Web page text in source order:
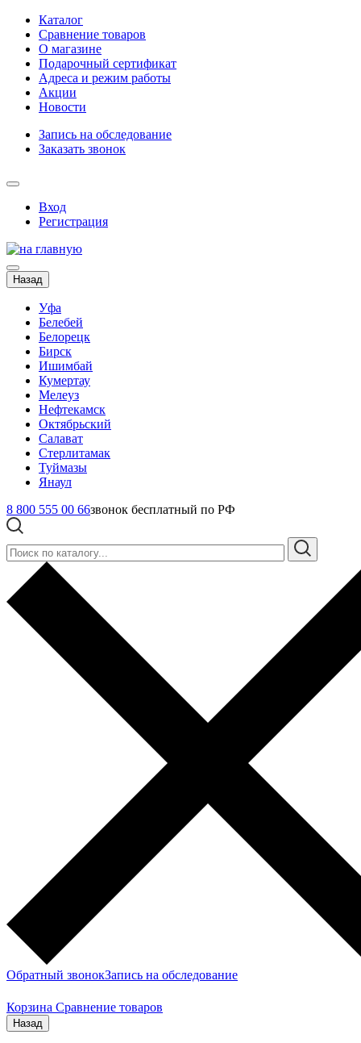
Каталог
Сравнение товаров
О магазине
Подарочный сертификат
Адреса и режим работы
Акции
Новости
Запись на обследование
Заказать звонок
Вход
Регистрация
Назад
Уфа
Белебей
Белорецк
Бирск
Ишимбай
Кумертау
Мелеуз
Нефтекамск
Октябрьский
Салават
Стерлитамак
Туймазы
Янаул
8 800 555 00 66звонок бесплатный по РФ
Обратный звонокЗапись на обследование
Корзина Сравнение товаров
Назад